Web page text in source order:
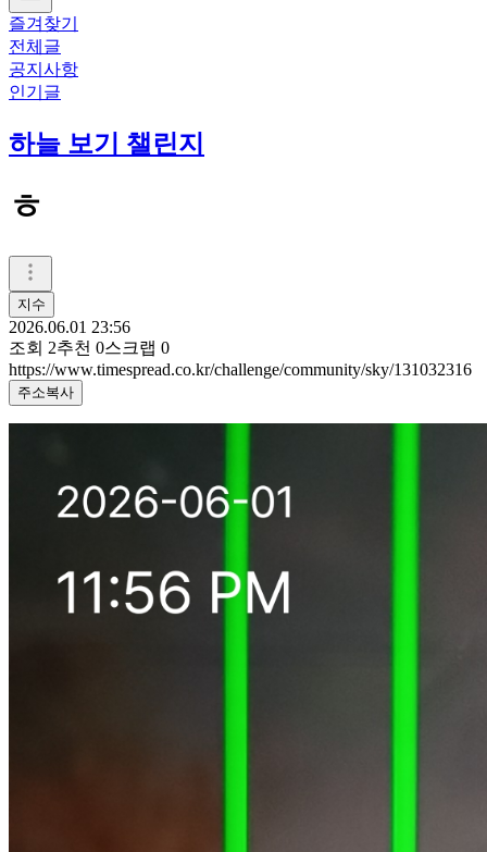
즐겨찾기
전체글
공지사항
인기글
하늘 보기 챌린지
ㅎ
지수
2026.06.01 23:56
조회 2추천 0스크랩 0
https://www.timespread.co.kr/challenge/community/sky/131032316
주소복사